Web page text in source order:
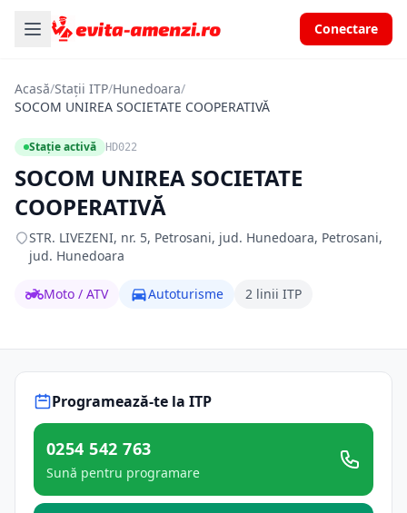
Conectare
Acasă/Stații ITP/Hunedoara/
SOCOM UNIREA SOCIETATE COOPERATIVĂ
Stație activă HD022
SOCOM UNIREA SOCIETATE
COOPERATIVĂ
STR. LIVEZENI, nr. 5, Petrosani, jud. Hunedoara, Petrosani,
jud. Hunedoara
Moto / ATV Autoturisme 2 linii ITP
Programează-te la ITP
0254 542 763
Sună pentru programare